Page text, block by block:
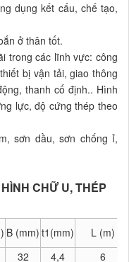
dụng kết cấu, chế tạo,
ở thân tốt.
trong các lĩnh vực: công
bị vận tải, giao thông
thanh cố định.. Hình
lực, độ cứng thép theo
sơn dầu, sơn chống ỉ,
CHỮ U, THÉP
B (mm) t1(mm)
L (m)
32 4,4
6